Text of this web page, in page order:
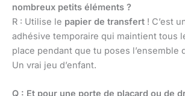
nombreux petits éléments ?
R : Utilise le papier de transfert ! C’est
adhésive temporaire qui maintient tous
place pendant que tu poses l’ensemble
Un vrai jeu d’enfant.
Q : Et pour une porte de placard ou de